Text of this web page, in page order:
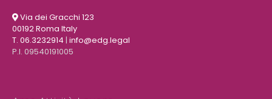
Via dei Gracchi 123
00192 Roma Italy
T. 06.3232914 | info@edg.legal
P.I. 09540191005